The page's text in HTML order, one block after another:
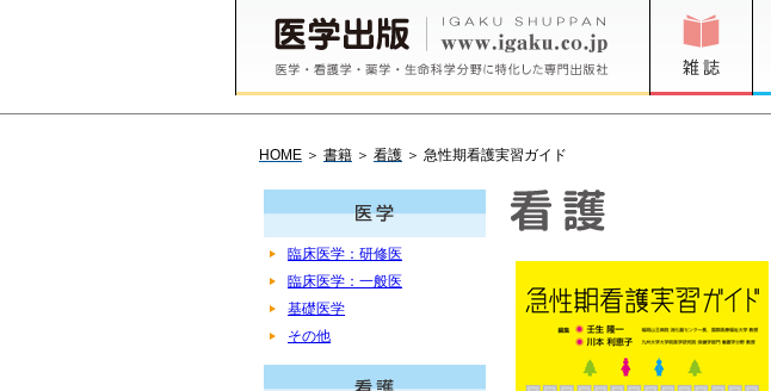
HOME ＞ 書籍 ＞ 看護 ＞ 急性期看護実習ガイド
臨床医学：研修医
臨床医学：一般医
基礎医学
その他